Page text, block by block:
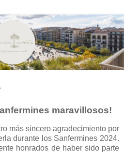
maravillosos!
más sincero agradecimiento por
durante los Sanfermines 2024.
honrados de haber sido parte